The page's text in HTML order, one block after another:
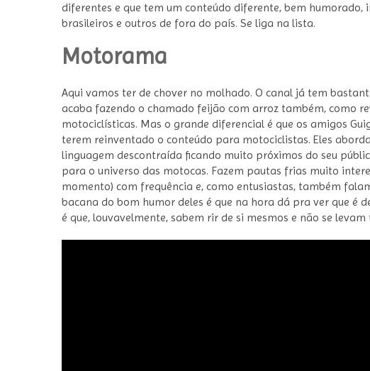
diferentes e que tem um conteúdo diferente, bem humorado,
brasileiros e outros de fora do país. Se liga na lista.
Motorama
Aqui vamos ter de chover no molhado. O canal já tem
acaba fazendo o chamado feijão com arroz também, como
motociclísticas. Mas o grande diferencial é que os amigos
terem reinventado o conteúdo para motociclistas. Eles
linguagem descontraída ficando muito próximos do seu
para o universo das motocas. Fazem pautas frias muito
momento) com frequência e, como entusiastas, também
bacana do bom humor deles é que na hora dá pra ver que é
é que, louvavelmente, sabem rir de si mesmos e não se